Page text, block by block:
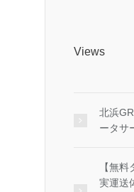
Views
北浜
ータサ
【無
実運送